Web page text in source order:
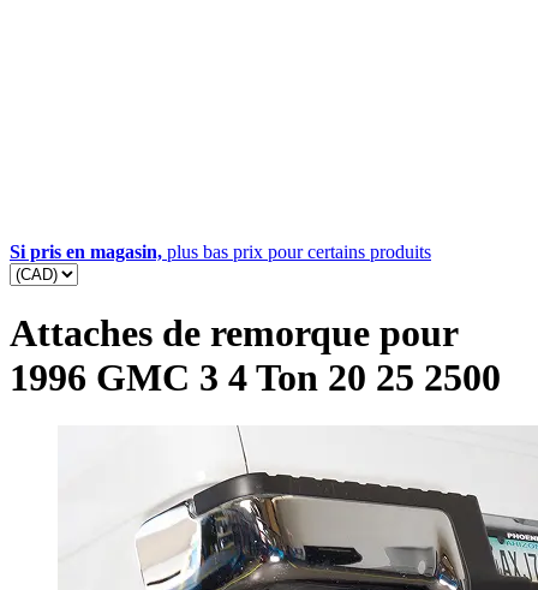
Si pris en magasin, plus bas prix pour certains produits
Attaches de remorque pour
1996 GMC 3 4 Ton 20 25 2500